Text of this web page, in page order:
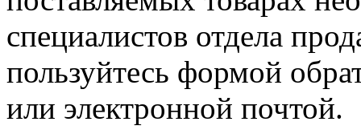
специалистов отдела
пользуйтесь формой
или электронной почтой.